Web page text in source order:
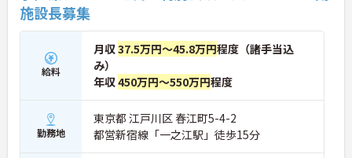
施設長募集
給料
月収37.5万円～45.8万円程度（諸手当込
み）
年収450万円～550万円程度
勤務地
東京都 江戸川区 春江町5-4-2
都営新宿線「一之江駅」徒歩15分